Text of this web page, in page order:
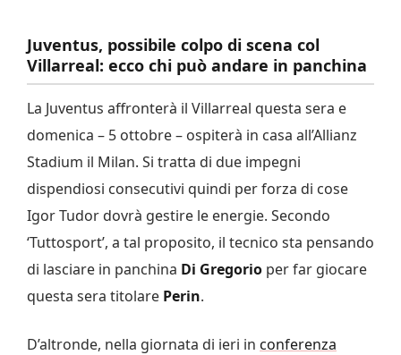
Juventus, possibile colpo di scena col
Villarreal: ecco chi può andare in panchina
La Juventus affronterà il Villarreal questa sera e
domenica – 5 ottobre – ospiterà in casa all’Allianz
Stadium il Milan. Si tratta di due impegni
dispendiosi consecutivi quindi per forza di cose
Igor Tudor dovrà gestire le energie. Secondo
‘Tuttosport’, a tal proposito, il tecnico sta pensando
di lasciare in panchina Di Gregorio per far giocare
questa sera titolare Perin.
D’altronde, nella giornata di ieri in conferenza